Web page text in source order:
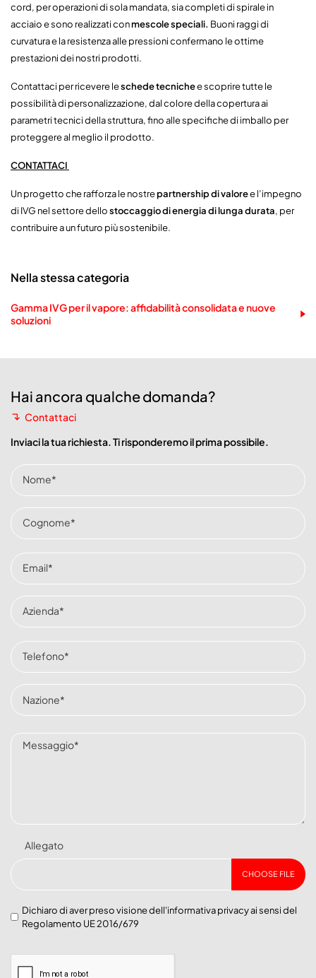
cord, per operazioni di sola mandata, sia completi di spirale in
acciaio e sono realizzati conmescole speciali. Buoni raggi di
curvatura e la resistenza alle pressioni confermano le ottime
prestazioni dei nostri prodotti.
Contattaci per ricevere leschede tecnichee scoprire tutte le
possibilità di personalizzazione, dal colore della copertura ai
parametri tecnici della struttura, fino alle specifiche di imballo per
proteggere al meglio il prodotto.
CONTATTACI
Un progetto che rafforza le nostrepartnership di valoree l’impegno
di IVG nel settore dellostoccaggio di energia di lunga durata, per
contribuire a un futuro più sostenibile.
Nella stessa categoria
Gamma IVG per il vapore: affidabilità consolidata e nuove
soluzioni
Hai ancora qualche domanda?
Contattaci
Inviaci la tua richiesta. Ti risponderemo il prima possibile.
Allegato
CHOOSE FILE
Dichiaro di aver preso visione dell'informativa privacyai sensi del
Regolamento UE 2016/679